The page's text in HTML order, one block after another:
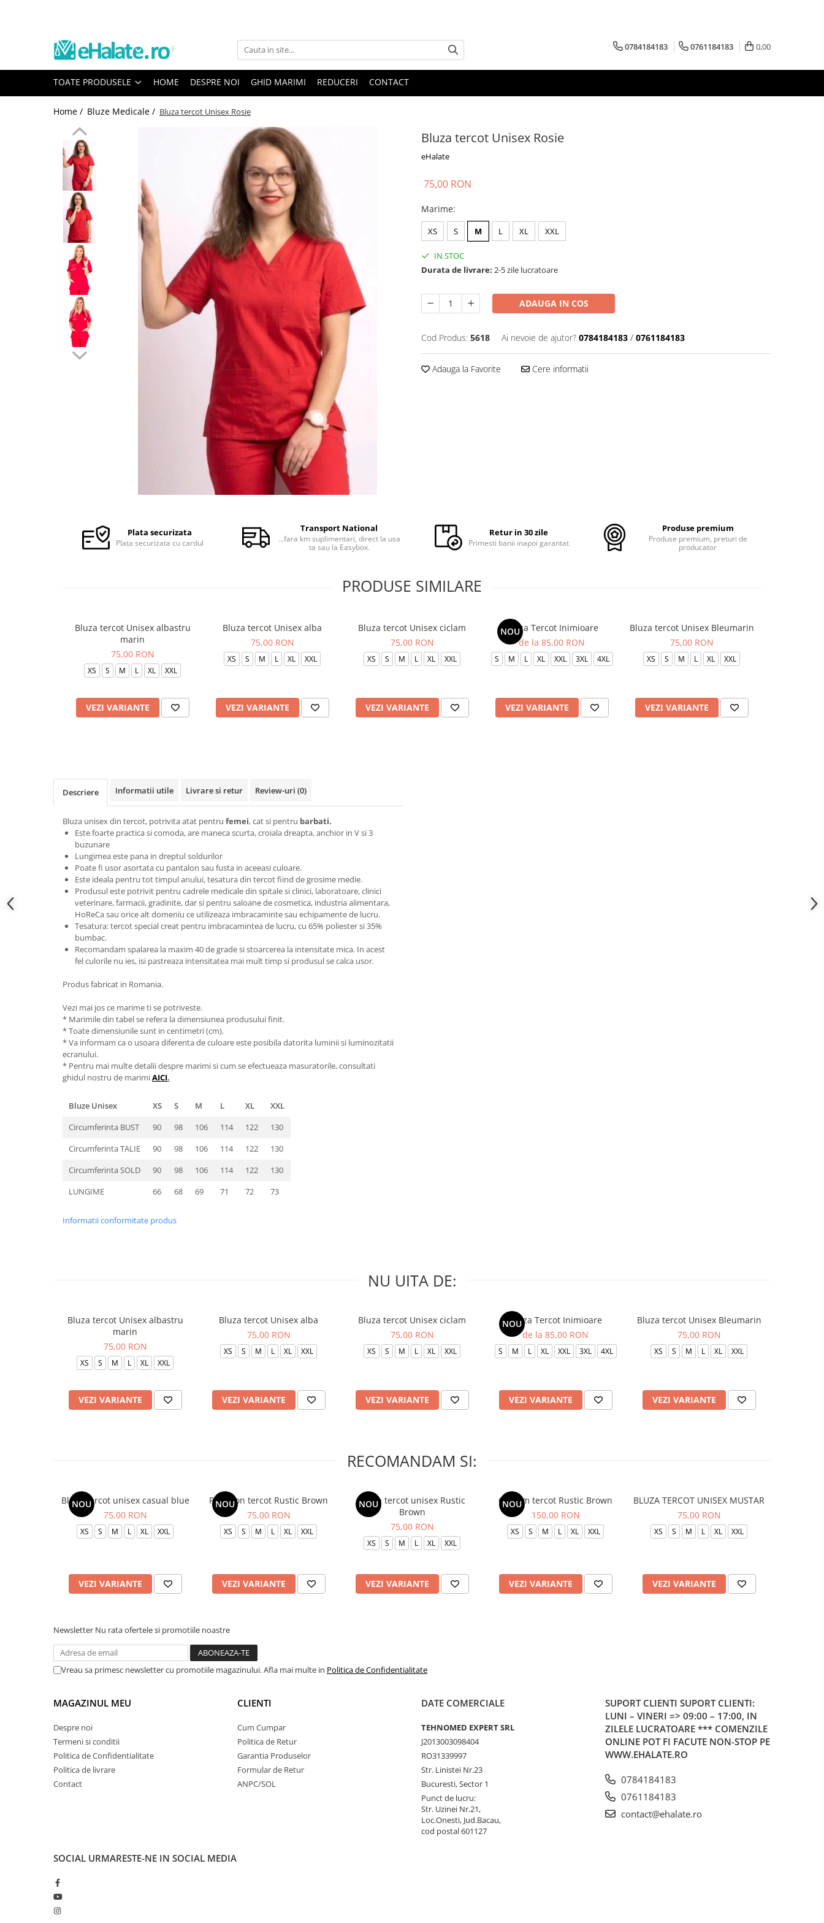
Toate Produsele
Bluze Unisex
Bluze unisex cu imprimeuri
Bluze medicale uni
Halate medicale
Halate medicale femei
Halate medicale barbati
Halate medicale P2 cu fluturas
Halate medicale cu nasturi
Halate medicale cu fermoar
Halate medicale polar - unisex
Tricouri de lucru
0784184183 0761184183 0,00
TOATE PRODUSELE HOME DESPRE NOI GHID MARIMI REDUCERI CONTACT
Home / Bluze Medicale / Bluza tercot Unisex Rosie
Bluza tercot Unisex Rosie
eHalate
Facebook
75,00 RON
Marime:
XS S M L XL XXL
IN STOC
Durata de livrare: 2-5 zile lucratoare
ADAUGA IN COS
Cod Produs: 5618 Ai nevoie de ajutor? 0784184183 / 0761184183
Adauga la Favorite Cere informatii
Plata securizata
Plata securizata cu cardul
Transport National
...fara km suplimentari, direct la usa
ta sau la Easybox.
Retur in 30 zile
Primesti banii inapoi garantat
Produse premium
Produse premium, preturi de
producator
PRODUSE SIMILARE
Bluza tercot Unisex albastru
marin
75,00 RON
XS S M L XL XXL
VEZI VARIANTE
Bluza tercot Unisex alba
75,00 RON
XS S M L XL XXL
VEZI VARIANTE
Bluza tercot Unisex ciclam
75,00 RON
XS S M L XL XXL
VEZI VARIANTE
NOU
Bluza Tercot Inimioare
de la 85,00 RON
S M L XL XXL 3XL 4XL
VEZI VARIANTE
Bluza tercot Unisex Bleumarin
75,00 RON
XS S M L XL XXL
VEZI VARIANTE
Descriere Informatii utile Livrare si retur Review-uri (0)
Bluza unisex din tercot, potrivita atat pentru femei, cat si pentru barbati.
Este foarte practica si comoda, are maneca scurta, croiala dreapta, anchior in V si 3
buzunare
Lungimea este pana in dreptul soldurilor
Poate fi usor asortata cu pantalon sau fusta in aceeasi culoare.
Este ideala pentru tot timpul anului, tesatura din tercot fiind de grosime medie.
Produsul este potrivit pentru cadrele medicale din spitale si clinici, laboratoare, clinici
veterinare, farmacii, gradinite, dar si pentru saloane de cosmetica, industria alimentara,
HoReCa sau orice alt domeniu ce utilizeaza imbracaminte sau echipamente de lucru.
Tesatura: tercot special creat pentru imbracamintea de lucru, cu 65% poliester si 35%
bumbac.
Recomandam spalarea la maxim 40 de grade si stoarcerea la intensitate mica. In acest
fel culorile nu ies, isi pastreaza intensitatea mai mult timp si produsul se calca usor.
Produs fabricat in Romania.
Vezi mai jos ce marime ti se potriveste.
* Marimile din tabel se refera la dimensiunea produsului finit.
* Toate dimensiunile sunt in centimetri (cm).
* Va informam ca o usoara diferenta de culoare este posibila datorita luminii si luminozitatii
ecranului.
* Pentru mai multe detalii despre marimi si cum se efectueaza masuratorile, consultati
ghidul nostru de marimiAICI.
Bluze Unisex XS S M L XL
XXL
Circumferinta BUST
90 98 106 114 122
130
Circumferinta TALIE
90 98 106 114 122
130
Circumferinta SOLD
90 98 106 114 122
130
LUNGIME
66 68 69 71 72 73
Informatii conformitate produs
NU UITA DE:
Bluza tercot Unisex albastru
marin
75,00 RON
XS S M L XL XXL
VEZI VARIANTE
Bluza tercot Unisex alba
75,00 RON
XS S M L XL XXL
VEZI VARIANTE
Bluza tercot Unisex ciclam
75,00 RON
XS S M L XL XXL
VEZI VARIANTE
NOU
Bluza Tercot Inimioare
de la 85,00 RON
S M L XL XXL 3XL 4XL
VEZI VARIANTE
Bluza tercot Unisex Bleumarin
75,00 RON
XS S M L XL XXL
VEZI VARIANTE
RECOMANDAM SI:
NOU
Bluza tercot unisex casual blue
75,00 RON
XS S M L XL XXL
VEZI VARIANTE
NOU
Pantalon tercot Rustic Brown
75,00 RON
XS S M L XL XXL
VEZI VARIANTE
NOU
Bluza tercot unisex Rustic
Brown
75,00 RON
XS S M L XL XXL
VEZI VARIANTE
NOU
Costum tercot Rustic Brown
150,00 RON
XS S M L XL XXL
VEZI VARIANTE
BLUZA TERCOT UNISEX MUSTAR
75,00 RON
XS S M L XL XXL
VEZI VARIANTE
Newsletter Nu rata ofertele si promotiile noastre
Vreau sa primesc newsletter cu promotiile magazinului. Afla mai multe in Politica de Confidentialitate
MAGAZINUL MEU
Despre noi
Termeni si conditii
Politica de Confidentialitate
Politica de livrare
Contact
CLIENTI
Cum Cumpar
Politica de Retur
Garantia Produselor
Formular de Retur
ANPC/SOL
DATE COMERCIALE
TEHNOMED EXPERT SRL
J2013003098404
RO31339997
Str. Linistei Nr.23
Bucuresti, Sector 1
Punct de lucru:
Str. Uzinei Nr.21,
Loc.Onesti, Jud.Bacau,
cod postal 601127
SUPORT CLIENTI SUPORT CLIENTI:
LUNI – VINERI => 09:00 – 17:00, IN
ZILELE LUCRATOARE *** COMENZILE
ONLINE POT FI FACUTE NON-STOP PE
WWW.EHALATE.RO
0784184183
0761184183
contact@ehalate.ro
SOCIAL URMARESTE-NE IN SOCIAL MEDIA